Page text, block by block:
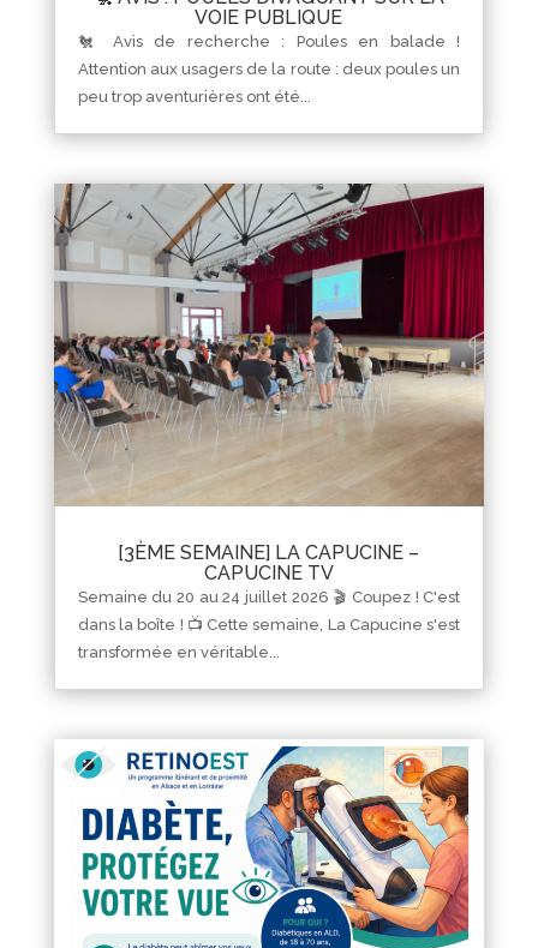
VOIE PUBLIQUE
🐔 Avis de recherche : Poules en balade !
Attention aux usagers de la route : deux poules un
peu trop aventurières ont été...
[3ÈME SEMAINE] LA CAPUCINE –
CAPUCINE TV
Semaine du 20 au 24 juillet 2026 🎬 Coupez ! C'est
dans la boîte ! 📺 Cette semaine, La Capucine s'est
transformée en véritable...